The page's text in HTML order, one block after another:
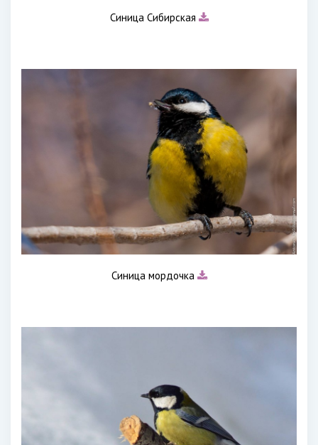
Синица Сибирская
Синица мордочка